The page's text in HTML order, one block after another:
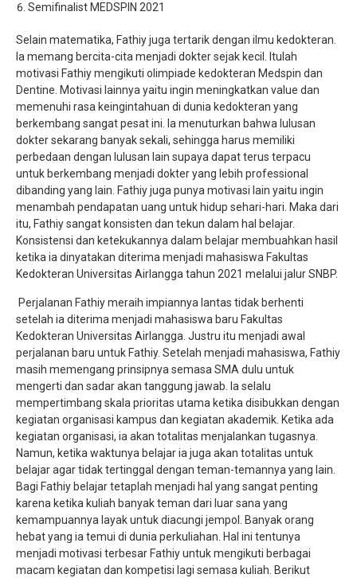
Semifinalist MEDSPIN 2021
Selain matematika, Fathiy juga tertarik dengan ilmu kedokteran.
Ia memang bercita-cita menjadi dokter sejak kecil. Itulah
motivasi Fathiy mengikuti olimpiade kedokteran Medspin dan
Dentine. Motivasi lainnya yaitu ingin meningkatkan value dan
memenuhi rasa keingintahuan di dunia kedokteran yang
berkembang sangat pesat ini. Ia menuturkan bahwa lulusan
dokter sekarang banyak sekali, sehingga harus memiliki
perbedaan dengan lulusan lain supaya dapat terus terpacu
untuk berkembang menjadi dokter yang lebih professional
dibanding yang lain. Fathiy juga punya motivasi lain yaitu ingin
menambah pendapatan uang untuk hidup sehari-hari. Maka dari
itu, Fathiy sangat konsisten dan tekun dalam hal belajar.
Konsistensi dan ketekukannya dalam belajar membuahkan hasil
ketika ia dinyatakan diterima menjadi mahasiswa Fakultas
Kedokteran Universitas Airlangga tahun 2021 melalui jalur SNBP.
Perjalanan Fathiy meraih impiannya lantas tidak berhenti
setelah ia diterima menjadi mahasiswa baru Fakultas
Kedokteran Universitas Airlangga. Justru itu menjadi awal
perjalanan baru untuk Fathiy. Setelah menjadi mahasiswa, Fathiy
masih memengang prinsipnya semasa SMA dulu untuk
mengerti dan sadar akan tanggung jawab. Ia selalu
mempertimbang skala prioritas utama ketika disibukkan dengan
kegiatan organisasi kampus dan kegiatan akademik. Ketika ada
kegiatan organisasi, ia akan totalitas menjalankan tugasnya.
Namun, ketika waktunya belajar ia juga akan totalitas untuk
belajar agar tidak tertinggal dengan teman-temannya yang lain.
Bagi Fathiy belajar tetaplah menjadi hal yang sangat penting
karena ketika kuliah banyak teman dari luar sana yang
kemampuannya layak untuk diacungi jempol. Banyak orang
hebat yang ia temui di dunia perkuliahan. Hal ini tentunya
menjadi motivasi terbesar Fathiy untuk mengikuti berbagai
macam kegiatan dan kompetisi lagi semasa kuliah. Berikut